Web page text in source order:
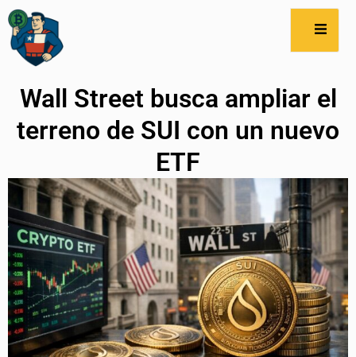
Wall Street busca ampliar el
terreno de SUI con un nuevo
ETF